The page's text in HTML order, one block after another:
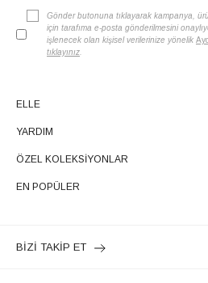
Gönder butonuna tıklayarak kampanya,
için tarafıma e-posta gönderilmesini
işlenecek olan kişisel verilerinize yönelik
tıklayınız
ELLE
YARDIM
ÖZEL KOLEKSİYONLAR
EN POPÜLER
BİZİ TAKİP ET